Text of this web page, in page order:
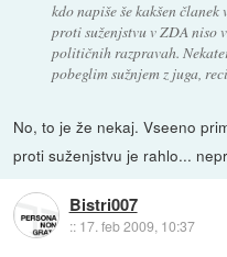
kdo napiše še kakšen
proti suženjstvu v ZDA niso
političnih razpravah.
pobeglim sužnjem z juga,
No, to je že nekaj. Vseeno
proti suženjstvu je rahlo...
Bistri007
:: 17. feb 2009, 10:37